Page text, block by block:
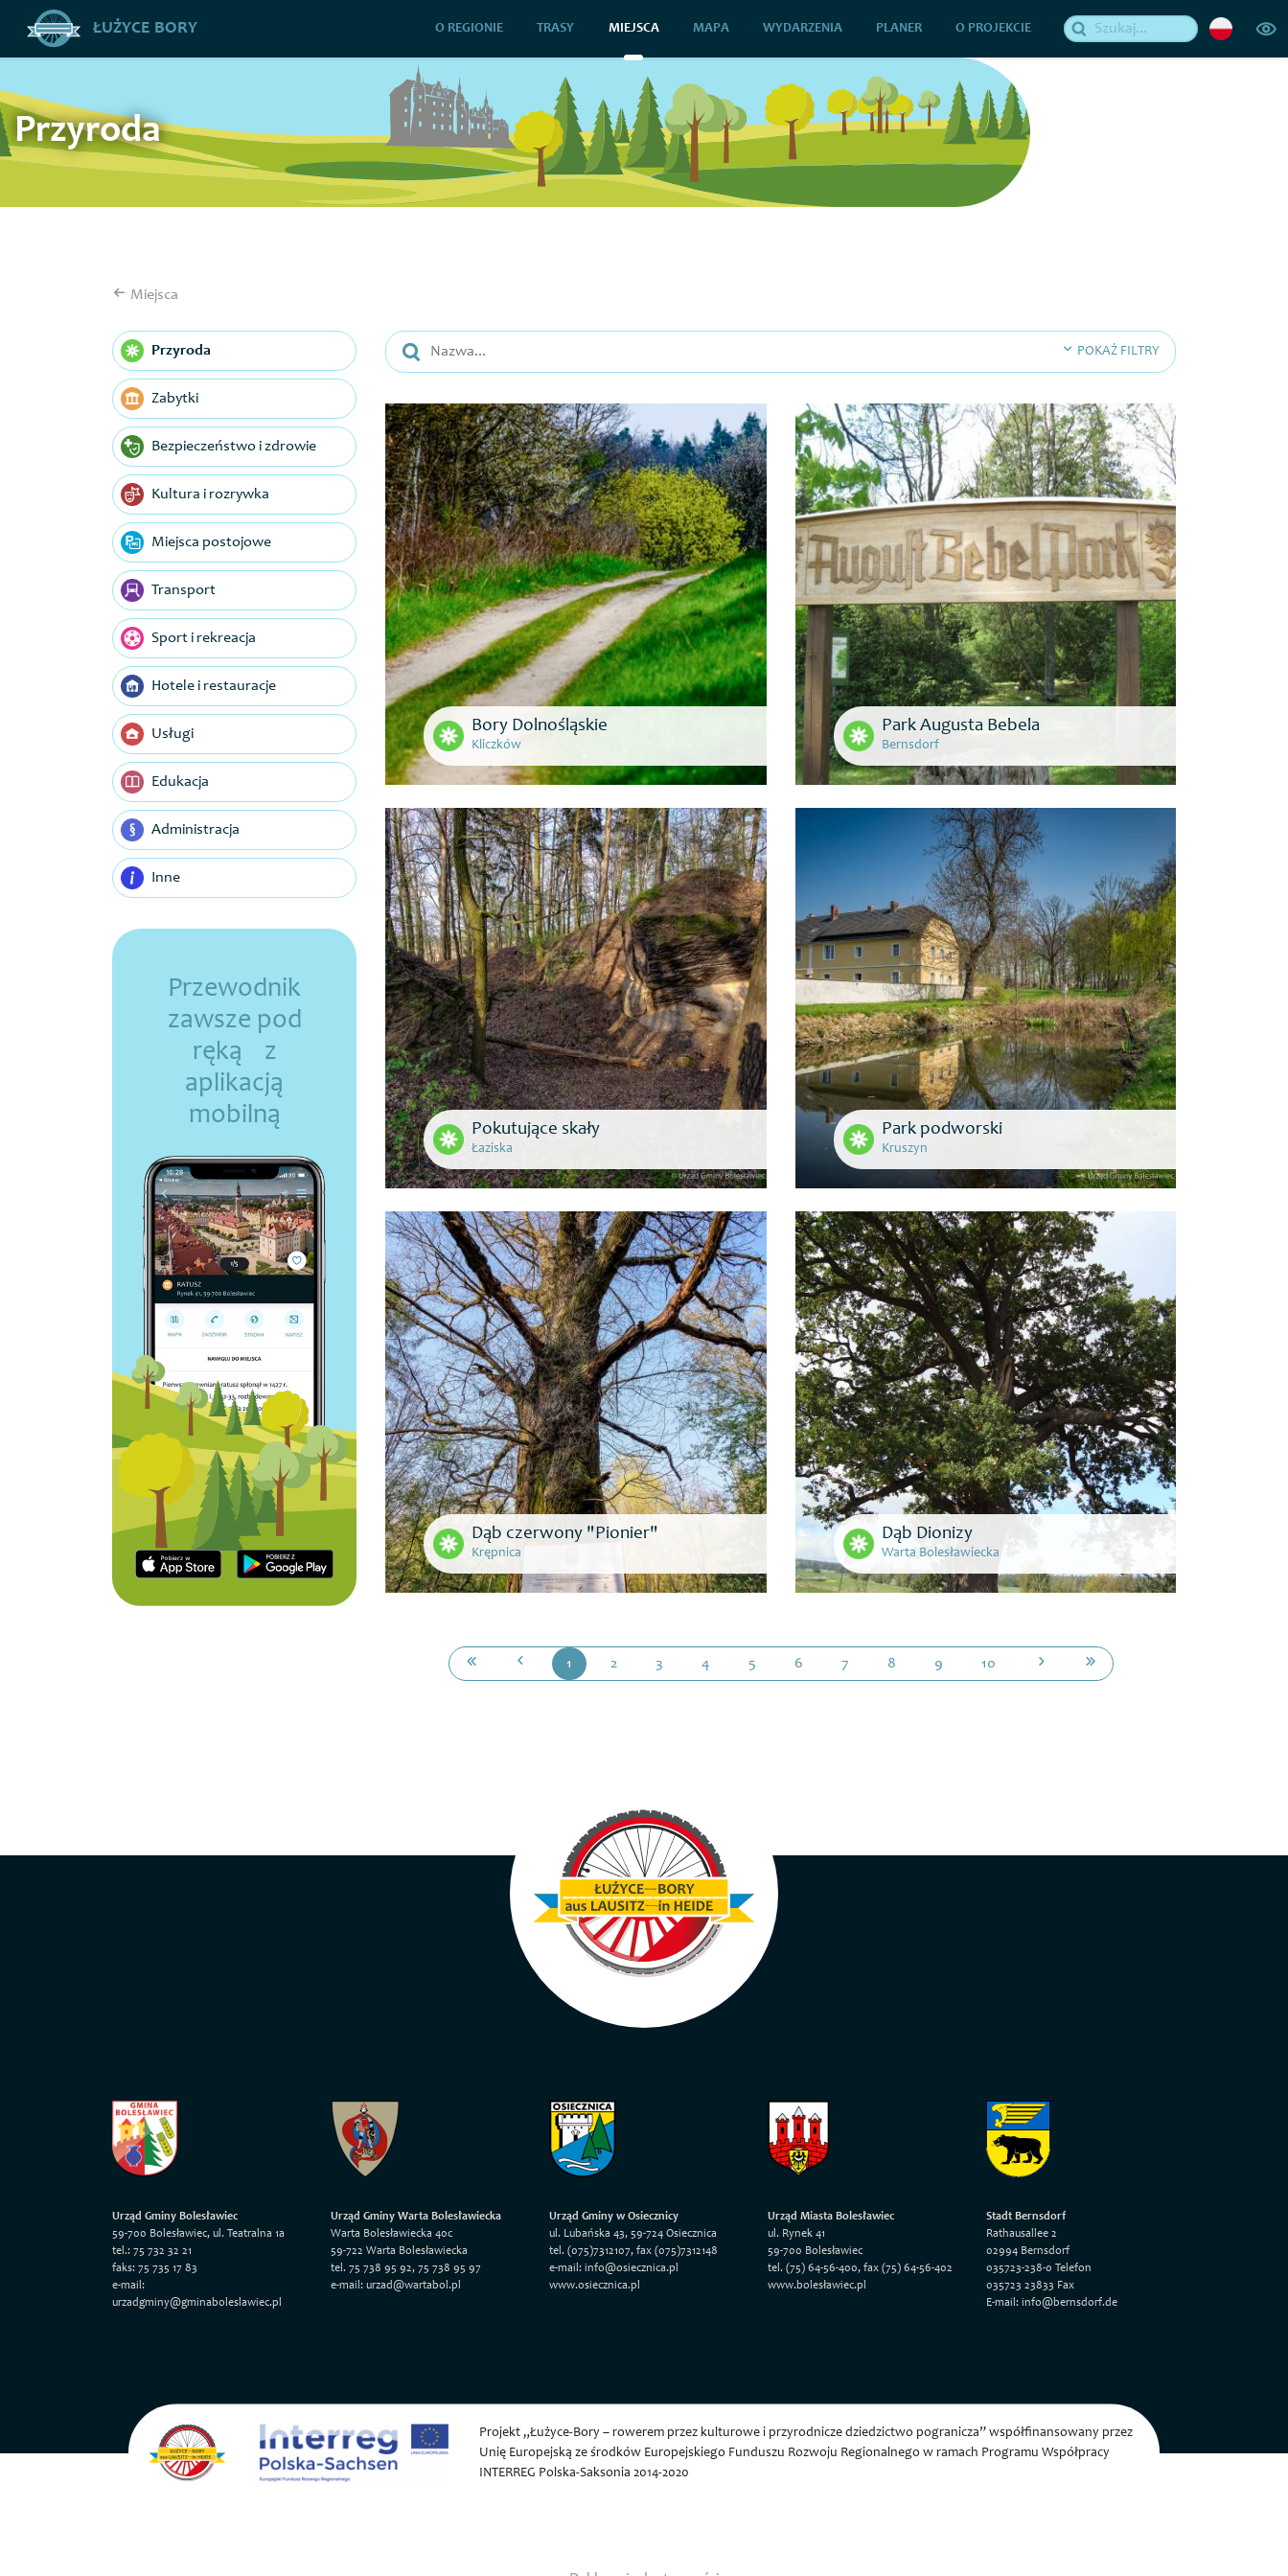
ŁUŻYCE BORY O REGIONIE TRASY MIEJSCA MAPA WYDARZENIA PLANER O PROJEKCIE
Przyroda
Miejsca
POKAŻ FILTRY
Bory Dolnośląskie
Kliczków
Park Augusta Bebela
Bernsdorf
Pokutujące skały
Łaziska
Park podworski
Kruszyn
Dąb czerwony "Pionier"
Krępnica
Dąb Dionizy
Warta Bolesławiecka
1 2 3 4 5 6 7 8 9 10
Przyroda
Zabytki
Bezpieczeństwo i zdrowie
Kultura i rozrywka
Miejsca postojowe
Transport
Sport i rekreacja
Hotele i restauracje
Usługi
Edukacja
Administracja
Inne
Przewodnik
zawsze pod
ręką z
aplikacją
mobilną
Urząd Gminy Bolesławiec
59-700 Bolesławiec, ul. Teatralna 1a
tel.: 75 732 32 21
faks: 75 735 17 83
e-mail:
urzadgminy@gminaboleslawiec.pl
Urząd Gminy Warta Bolesławiecka
Warta Bolesławiecka 40c
59-722 Warta Bolesławiecka
tel. 75 738 95 92, 75 738 95 97
e-mail: urzad@wartabol.pl
Urząd Gminy w Osiecznicy
ul. Lubańska 43, 59-724 Osiecznica
tel. (075)7312107, fax (075)7312148
e-mail: info@osiecznica.pl
www.osiecznica.pl
Urząd Miasta Bolesławiec
ul. Rynek 41
59-700 Bolesławiec
tel. (75) 64-56-400, fax (75) 64-56-402
www.bolesławiec.pl
Stadt Bernsdorf
Rathausallee 2
02994 Bernsdorf
035723-238-0 Telefon
035723 23833 Fax
E-mail: info@bernsdorf.de
Projekt „Łużyce-Bory – rowerem przez kulturowe i przyrodnicze dziedzictwo pogranicza” współfinansowany przez
Unię Europejską ze środków Europejskiego Funduszu Rozwoju Regionalnego w ramach Programu Współpracy
INTERREG Polska-Saksonia 2014-2020